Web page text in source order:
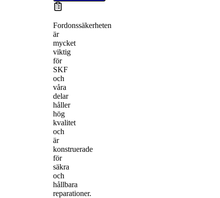
Fordonssäkerheten
är
mycket
viktig
för
SKF
och
våra
delar
håller
hög
kvalitet
och
är
konstruerade
för
säkra
och
hållbara
reparationer.